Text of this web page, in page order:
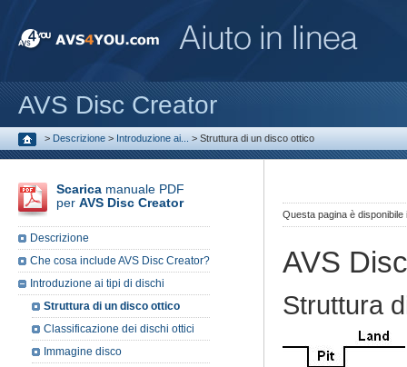
AVS Disc Creator
> Descrizione > Introduzione ai... > Struttura di un disco ottico
Questa pagina è
AVS
Struttura
Scarica manuale PDF
per AVS Disc Creator
Descrizione
Che cosa include AVS Disc Creator?
Introduzione ai tipi di dischi
Struttura di un disco ottico
Classificazione dei dischi ottici
Immagine disco